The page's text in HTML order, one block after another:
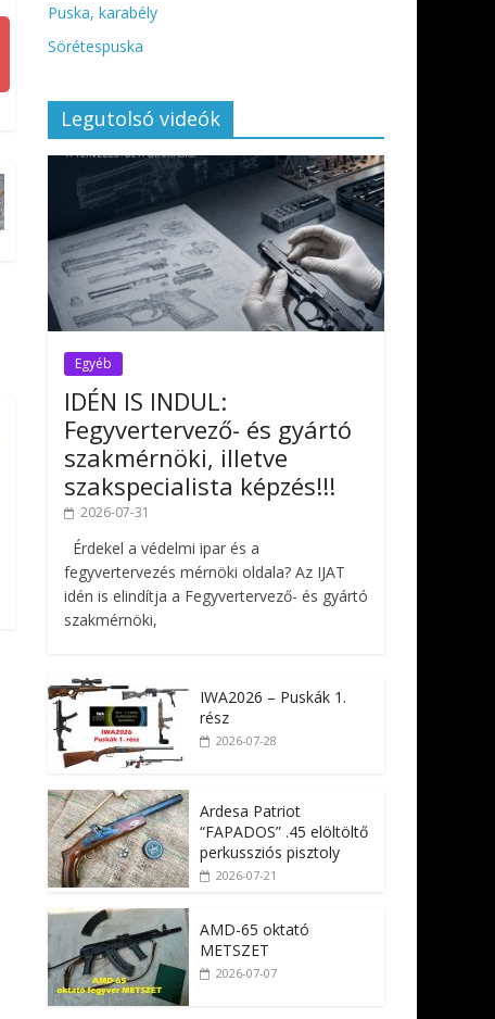
Puska, karabély
Sörétespuska
Legutolsó videók
Egyéb
IDÉN IS INDUL:
Fegyvertervező- és gyártó
szakmérnöki, illetve
szakspecialista képzés!!!
2026-07-31
Érdekel a védelmi ipar és a
fegyvertervezés mérnöki oldala? Az IJAT
idén is elindítja a Fegyvertervező- és gyártó
szakmérnöki,
IWA2026 – Puskák 1.
rész
2026-07-28
Ardesa Patriot
“FAPADOS” .45 elöltöltő
perkussziós pisztoly
2026-07-21
AMD-65 oktató
METSZET
2026-07-07